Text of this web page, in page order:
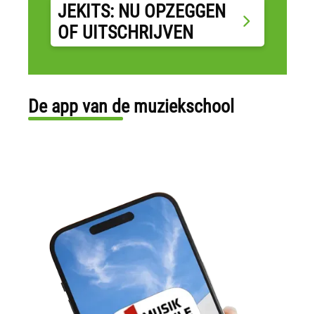
JEKITS: NU OPZEGGEN
OF UITSCHRIJVEN
De app van de muziekschool